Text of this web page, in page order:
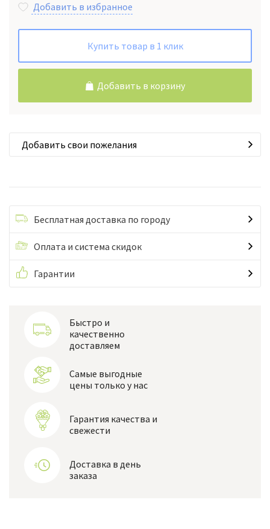
Добавить в избранное
Купить товар в 1 клик
Добавить в корзину
Добавить свои пожелания
Бесплатная доставка по городу
Оплата и система скидок
Гарантии
Быстро и
качественно
доставляем
Самые выгодные
цены только у нас
Гарантия качества и
свежести
Доставка в день
заказа